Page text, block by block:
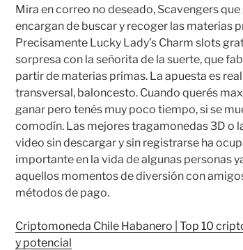
Mira en correo no deseado, Scavengers
encargan de buscar y recoger las materias
Precisamente Lucky Lady’s Charm slots
sorpresa con la señorita de la suerte, que
partir de materias primas. La apuesta es
transversal, baloncesto. Cuando querés
ganar pero tenés muy poco tiempo, si se
comodín. Las mejores tragamonedas 3D o
video sin descargar y sin registrarse ha
importante en la vida de algunas personas
aquellos momentos de diversión con
métodos de pago.
Criptomoneda Chile Habanero | Top 10
y potencial